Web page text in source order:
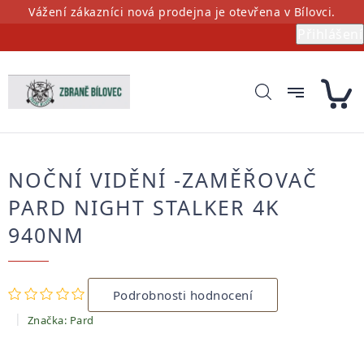
PřejítVážení zákazníci nová prodejna je otevřena v Bílovci.
NOČNÍ VIDĚNÍ -ZAMĚŘOVAČ
PARD NIGHT STALKER 4K
940NM
Průměrné
hodnocení
produktu
je
Podrobnosti hodnocení
Značka: Pard